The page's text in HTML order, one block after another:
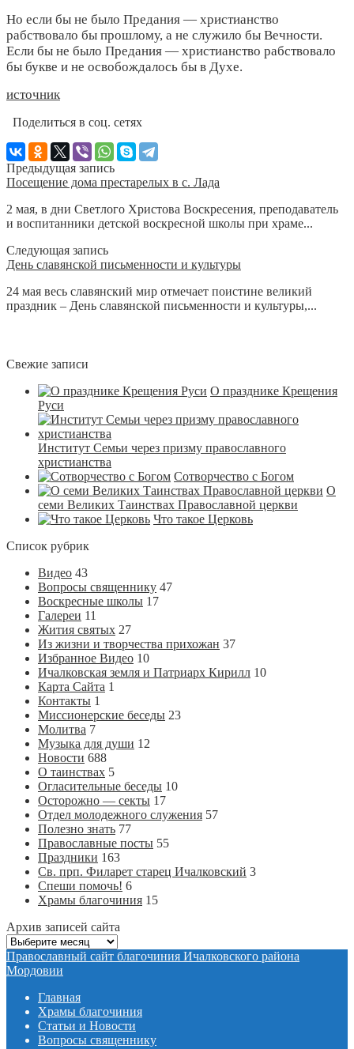
Но если бы не было Предания — христианство
рабствовало бы прошлому, а не служило бы Вечности.
Если бы не было Предания — христианство рабствовало
бы букве и не освобождалось бы в Духе.
источник
Поделиться в соц. сетях
Предыдущая запись
Посещение дома престарелых в с. Лада
2 мая, в дни Светлого Христова Воскресения, преподаватель
и воспитанники детской воскресной школы при храме...
Следующая запись
День славянской письменности и культуры
24 мая весь славянский мир отмечает поистине великий
праздник – День славянской письменности и культуры,...
Свежие записи
О празднике Крещения
Руси
Институт Семьи через призму православного
христианства
Сотворчество с Богом
О
семи Великих Таинствах Православной церкви
Что такое Церковь
Список рубрик
Видео 43
Вопросы священнику 47
Воскресные школы 17
Галереи 11
Жития святых 27
Из жизни и творчества прихожан 37
Избранное Видео 10
Ичалковская земля и Патриарх Кирилл 10
Карта Сайта 1
Контакты 1
Миссионерские беседы 23
Молитва 7
Музыка для души 12
Новости 688
О таинствах 5
Огласительные беседы 10
Осторожно — секты 17
Отдел молодежного служения 57
Полезно знать 77
Православные посты 55
Праздники 163
Св. прп. Филарет старец Ичалковский 3
Спеши помочь! 6
Храмы благочиния 15
Архив записей сайта
Архив
записей
сайта
Православный сайт благочиния Ичалковского района
Мордовии
Главная
Храмы благочиния
Статьи и Новости
Вопросы священнику